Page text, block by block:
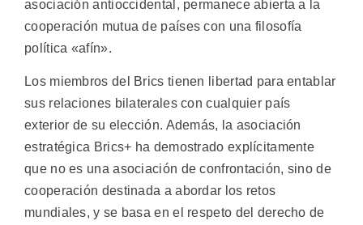
asociación antioccidental, permanece abierta a la
cooperación mutua de países con una filosofía
política «afín».
Los miembros del Brics tienen libertad para entablar
sus relaciones bilaterales con cualquier país
exterior de su elección. Además, la asociación
estratégica Brics+ ha demostrado explícitamente
que no es una asociación de confrontación, sino de
cooperación destinada a abordar los retos
mundiales, y se basa en el respeto del derecho de